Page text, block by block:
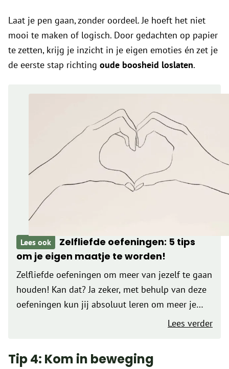
Laat je pen gaan, zonder oordeel. Je hoeft het niet
mooi te maken of logisch. Door gedachten op papier
te zetten, krijg je inzicht in je eigen emoties én zet je
de eerste stap richting oude boosheid loslaten.
Lees ook
Zelfliefde oefeningen: 5 tips
om je eigen maatje te worden!
Zelfliefde oefeningen om meer van jezelf te gaan
houden! Kan dat? Ja zeker, met behulp van deze
oefeningen kun jij absoluut leren om meer je
eigen maatje te worden. Wat is zelfliefde?Lees verder
Tip 4: Kom in beweging